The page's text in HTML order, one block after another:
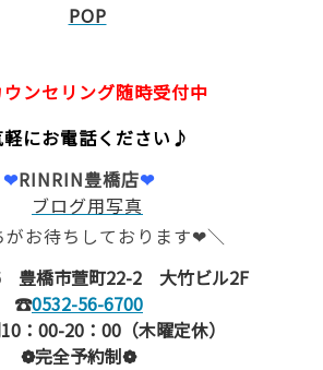
ンセリング随時受付中
軽にお電話ください♪
❤RINRIN豊橋店❤
がお待ちしております❤＼
豊橋市萱町22-2 大竹ビル2F
☎0532-56-6700
：00-20：00（木曜定休）
❁完全予約制❁